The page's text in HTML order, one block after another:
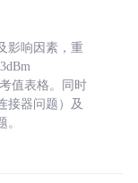
影响因素，重
值表格。同时
接器问题）及